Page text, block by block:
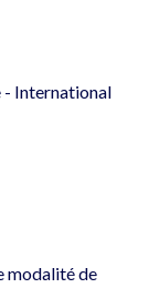
- International
modalité de